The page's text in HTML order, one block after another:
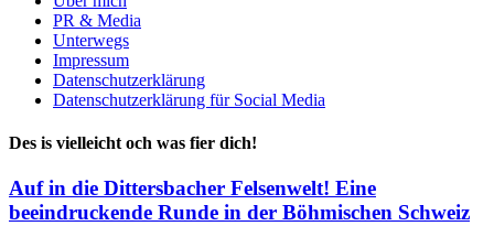
PR & Media
Unterwegs
Impressum
Datenschutzerklärung
Datenschutzerklärung für Social Media
Des is vielleicht och was fier dich!
Auf in die Dittersbacher Felsenwelt! Eine
beeindruckende Runde in der Böhmischen Schweiz